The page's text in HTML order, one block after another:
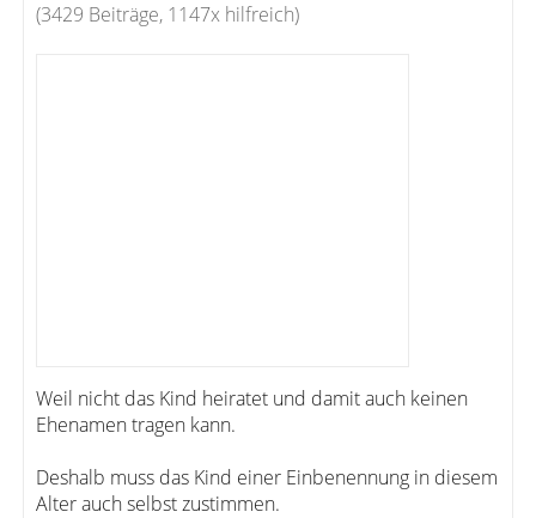
(3429 Beiträge, 1147x hilfreich)
Weil nicht das Kind heiratet und damit auch keinen
Ehenamen tragen kann.
Deshalb muss das Kind einer Einbenennung in diesem
Alter auch selbst zustimmen.